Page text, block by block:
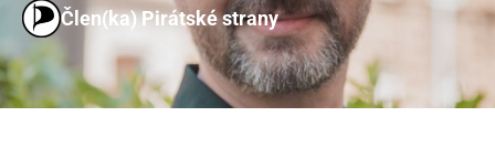
Člen(ka) Pirátské strany